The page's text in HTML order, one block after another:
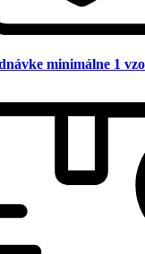
minimálne 1